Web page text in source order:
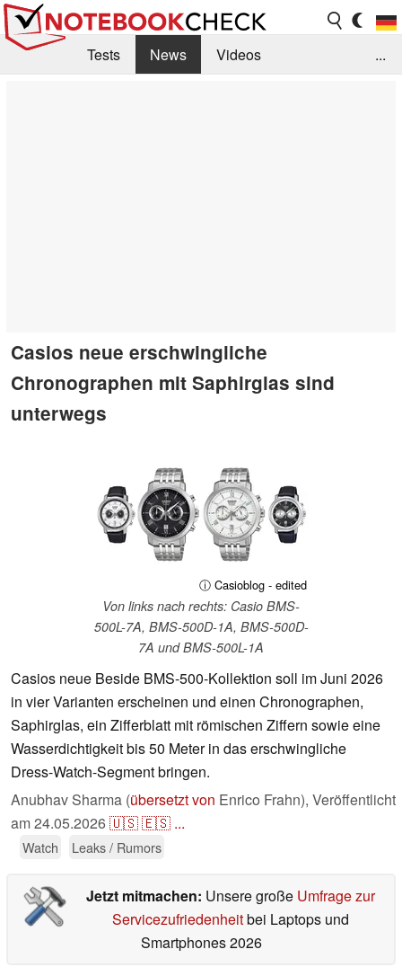
Tests News
Videos
...
Casios neue erschwingliche
Chronographen mit Saphirglas sind
unterwegs
ⓘ Casioblog - edited
Von links nach rechts: Casio BMS-
500L-7A, BMS-500D-1A, BMS-500D-
7A und BMS-500L-1A
Casios neue Beside BMS-500-Kollektion soll im Juni 2026
in vier Varianten erscheinen und einen Chronographen,
Saphirglas, ein Zifferblatt mit römischen Ziffern sowie eine
Wasserdichtigkeit bis 50 Meter in das erschwingliche
Dress-Watch-Segment bringen.
Anubhav Sharma (übersetzt von Enrico Frahn), Veröffentlicht
am24.05.2026🇺🇸🇪🇸 ...
Watch Leaks / Rumors
Jetzt mitmachen: Unsere große Umfrage zur
Servicezufriedenheitbei Laptops und
Smartphones 2026